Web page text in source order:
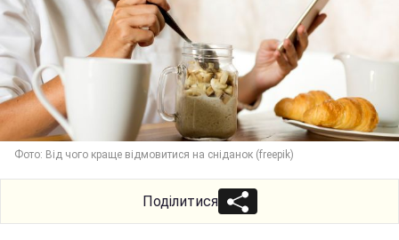
Фото: Від чого краще відмовитися на сніданок (freepik)
Поділитися